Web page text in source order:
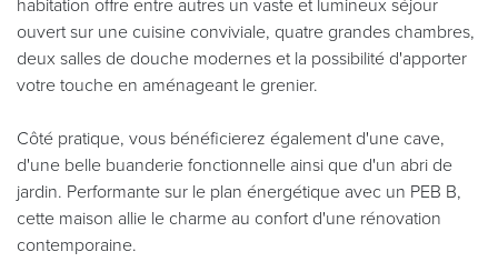
ouvert sur une cuisine conviviale, quatre grandes chambres,
deux salles de douche modernes et la possibilité d'apporter
votre touche en aménageant le grenier.
Côté pratique, vous bénéficierez également d'une cave,
d'une belle buanderie fonctionnelle ainsi que d'un abri de
jardin. Performante sur le plan énergétique avec un PEB B,
cette maison allie le charme au confort d'une rénovation
contemporaine.